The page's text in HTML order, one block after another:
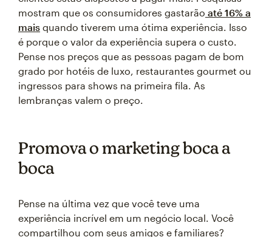
mostram que os consumidores gastarão até 16% a
mais quando tiverem uma ótima experiência. Isso
é porque o valor da experiência supera o custo.
Pense nos preços que as pessoas pagam de bom
grado por hotéis de luxo, restaurantes gourmet ou
ingressos para shows na primeira fila. As
lembranças valem o preço.
Promova o marketing boca a
boca
Pense na última vez que você teve uma
experiência incrível em um negócio local. Você
compartilhou com seus amigos e familiares?